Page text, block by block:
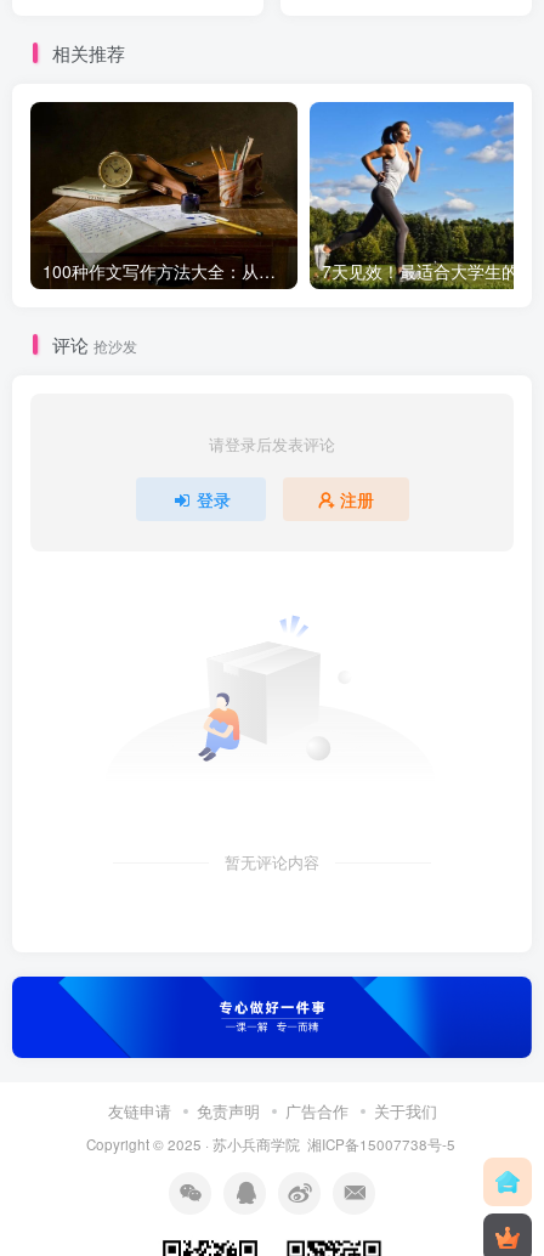
相关推荐
100种作文写作方法大全：从基础到高级，轻松提升写作水平！
评论 抢沙发
请登录后发表评论
登录 注册
暂无评论内容
友链申请 免责声明 广告合作 关于我们
Copyright © 2025 · 苏小兵商学院 湘ICP备15007738号-5